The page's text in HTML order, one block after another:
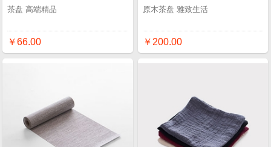
茶盘 高端精品
￥66.00
原木茶盘 雅致生活
￥200.00